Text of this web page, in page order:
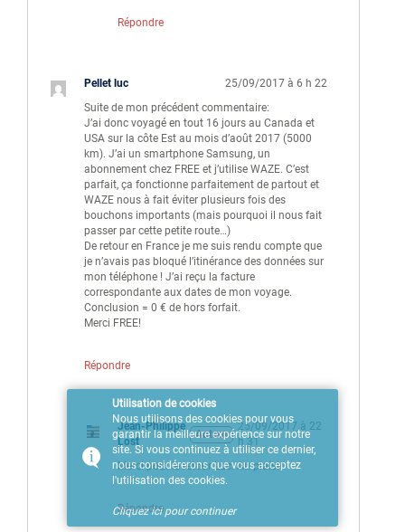
Répondre
Pellet luc
25/09/2017 à 6 h 22
Suite de mon précédent commentaire:
J’ai donc voyagé en tout 16 jours au Canada et
USA sur la côte Est au mois d’août 2017 (5000
km). J’ai un smartphone Samsung, un
abonnement chez FREE et j’utilise WAZE. C’est
parfait, ça fonctionne parfaitement de partout et
WAZE nous à fait éviter plusieurs fois des
bouchons importants (mais pourquoi il nous fait
passer par cette petite route…)
De retour en France je me suis rendu compte que
je n’avais pas bloqué l’itinérance des données sur
mon téléphone ! J’ai reçu la facture
correspondante aux dates de mon voyage.
Conclusion = 0 € de hors forfait.
Merci FREE!
Répondre
Jean-Philippe
Lost
Auteur
25/09/2017 à 22
h 31
Merci pour le retour Luc. Au plaisir
Répondre
Utilisation de cookies
Nous utilisons des cookies pour vous
garantir la meilleure expérience sur notre
site. Si vous continuez à utiliser ce dernier,
nous considérerons que vous acceptez
l'utilisation des cookies.
Cliquez ici pour continuer